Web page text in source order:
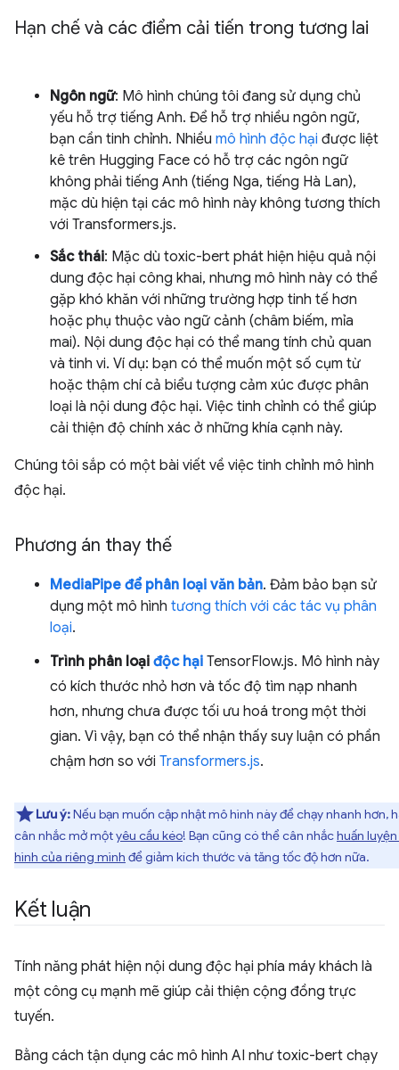
Hạn chế và các điểm cải tiến trong tương lai
Ngôn ngữ: Mô hình chúng tôi đang sử dụng chủ
yếu hỗ trợ tiếng Anh. Để hỗ trợ nhiều ngôn ngữ,
bạn cần tinh chỉnh. Nhiều mô hình độc hại được liệt
kê trên Hugging Face có hỗ trợ các ngôn ngữ
không phải tiếng Anh (tiếng Nga, tiếng Hà Lan),
mặc dù hiện tại các mô hình này không tương thích
với Transformers.js.
Sắc thái: Mặc dù toxic-bert phát hiện hiệu quả nội
dung độc hại công khai, nhưng mô hình này có thể
gặp khó khăn với những trường hợp tinh tế hơn
hoặc phụ thuộc vào ngữ cảnh (châm biếm, mỉa
mai). Nội dung độc hại có thể mang tính chủ quan
và tinh vi. Ví dụ: bạn có thể muốn một số cụm từ
hoặc thậm chí cả biểu tượng cảm xúc được phân
loại là nội dung độc hại. Việc tinh chỉnh có thể giúp
cải thiện độ chính xác ở những khía cạnh này.
Chúng tôi sắp có một bài viết về việc tinh chỉnh mô hình
độc hại.
Phương án thay thế
MediaPipe để phân loại văn bản. Đảm bảo bạn sử
dụng một mô hình tương thích với các tác vụ phân
loại.
Trình phân loại độc hại TensorFlow.js. Mô hình này
có kích thước nhỏ hơn và tốc độ tìm nạp nhanh
hơn, nhưng chưa được tối ưu hoá trong một thời
gian. Vì vậy, bạn có thể nhận thấy suy luận có phần
chậm hơn so với Transformers.js.
Lưu ý:Nếu bạn muốn cập nhật mô hình này để chạy nhanh hơn,
cân nhắc mở mộtyêu cầu kéo! Bạn cũng có thể cân nhắchuấn
hình của riêng mình để giảm kích thước và tăng tốc độ hơn nữa.
Kết luận
Tính năng phát hiện nội dung độc hại phía máy khách là
một công cụ mạnh mẽ giúp cải thiện cộng đồng trực
tuyến.
Bằng cách tận dụng các mô hình AI như toxic-bert chạy